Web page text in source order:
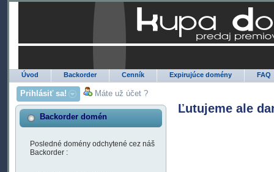
Úvod Backorder Cenník Expirujúce domény FAQ
Prihlásiť sa! Máte už účet ?
Backorder domén
Posledné domény odchytené cez náš
Backorder :
Ľutujeme ale